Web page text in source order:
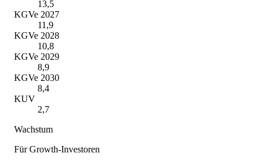
13,5
KGVe 2027
11,9
KGVe 2028
10,8
KGVe 2029
8,9
KGVe 2030
8,4
KUV
2,7
Wachstum
Für Growth-Investoren